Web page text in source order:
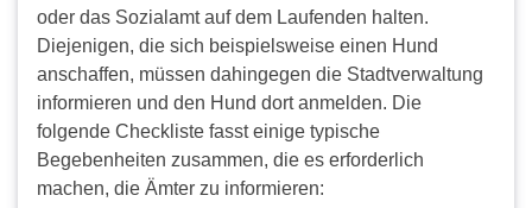
oder das Sozialamt auf dem Laufenden halten.
Diejenigen, die sich beispielsweise einen Hund
anschaffen, müssen dahingegen die Stadtverwaltung
informieren und den Hund dort anmelden. Die
folgende Checkliste fasst einige typische
Begebenheiten zusammen, die es erforderlich
machen, die Ämter zu informieren: